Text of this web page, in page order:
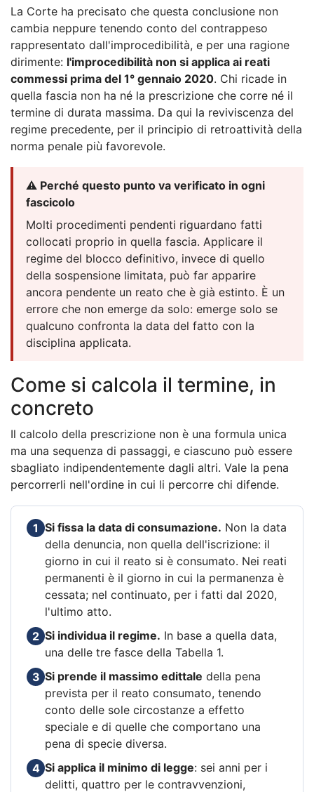
La Corte ha precisato che questa conclusione non
cambia neppure tenendo conto del contrappeso
rappresentato dall'improcedibilità, e per una ragione
dirimente: l'improcedibilità non si applica ai reati
commessi prima del 1° gennaio 2020. Chi ricade in
quella fascia non ha né la prescrizione che corre né il
termine di durata massima. Da qui la reviviscenza del
regime precedente, per il principio di retroattività della
norma penale più favorevole.
⚠️ Perché questo punto va verificato in ogni
fascicolo
Molti procedimenti pendenti riguardano fatti
collocati proprio in quella fascia. Applicare il
regime del blocco definitivo, invece di quello
della sospensione limitata, può far apparire
ancora pendente un reato che è già estinto. È un
errore che non emerge da solo: emerge solo se
qualcuno confronta la data del fatto con la
disciplina applicata.
Come si calcola il termine, in
concreto
Il calcolo della prescrizione non è una formula unica
ma una sequenza di passaggi, e ciascuno può essere
sbagliato indipendentemente dagli altri. Vale la pena
percorrerli nell'ordine in cui li percorre chi difende.
1 Si fissa la data di consumazione. Non la data
della denuncia, non quella dell'iscrizione: il
giorno in cui il reato si è consumato. Nei reati
permanenti è il giorno in cui la permanenza è
cessata; nel continuato, per i fatti dal 2020,
l'ultimo atto.
2 Si individua il regime. In base a quella data,
una delle tre fasce della Tabella 1.
3 Si prende il massimo edittale della pena
prevista per il reato consumato, tenendo
conto delle sole circostanze a effetto
speciale e di quelle che comportano una
pena di specie diversa.
4 Si applica il minimo di legge: sei anni per i
delitti, quattro per le contravvenzioni,